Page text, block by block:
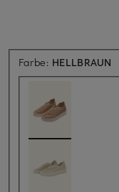
Farbe: HELLBRAUN